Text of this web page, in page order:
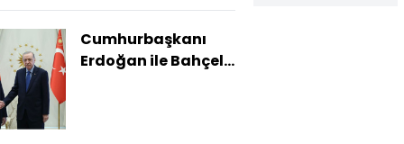
Cumhurbaşkanı
Erdoğan ile Bahçeli